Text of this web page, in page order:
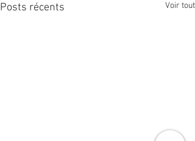
Posts récents Voir tout